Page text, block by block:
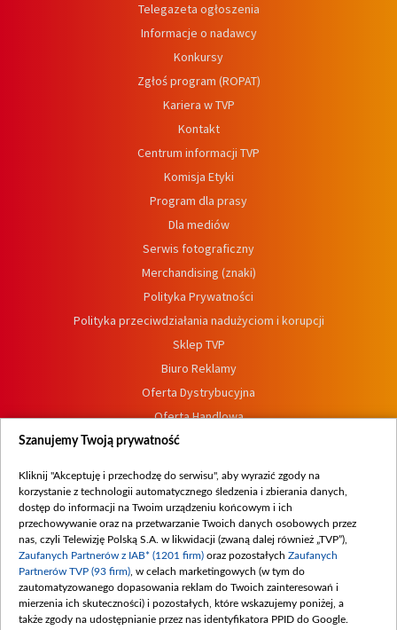
Telegazeta ogłoszenia
Informacje o nadawcy
Konkursy
Zgłoś program (ROPAT)
Kariera w TVP
Kontakt
Centrum informacji TVP
Komisja Etyki
Program dla prasy
Dla mediów
Serwis fotograficzny
Merchandising (znaki)
Polityka Prywatności
Polityka przeciwdziałania nadużyciom i korupcji
Sklep TVP
Biuro Reklamy
Oferta Dystrybucyjna
Oferta Handlowa
Dostępność
Procedura zgłoszeń wewnętrznych
Szanujemy Twoją prywatność
Kliknij "Akceptuję i przechodzę do serwisu", aby wyrazić zgody na
korzystanie z technologii automatycznego śledzenia i zbierania danych,
dostęp do informacji na Twoim urządzeniu końcowym i ich
przechowywanie oraz na przetwarzanie Twoich danych osobowych przez
nas, czyli Telewizję Polską S.A. w likwidacji (zwaną dalej również „TVP”),
Zaufanych Partnerów z IAB* (1201 firm) oraz pozostałych Zaufanych
Partnerów TVP (93 firm) , w celach marketingowych (w tym do
zautomatyzowanego dopasowania reklam do Twoich zainteresowań i
mierzenia ich skuteczności) i pozostałych, które wskazujemy poniżej, a
także zgody na udostępnianie przez nas identyfikatora PPID do Google.